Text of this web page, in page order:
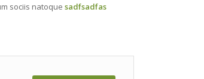
sociis natoquesadfsadfas